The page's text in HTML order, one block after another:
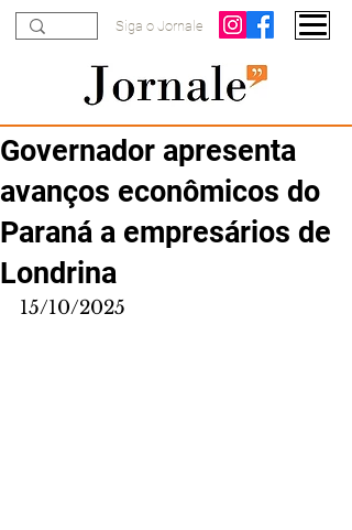
Siga o Jornale
Governador apresenta
avanços econômicos do
Paraná a empresários de
Londrina
15/10/2025